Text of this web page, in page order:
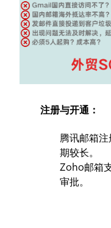
注册与开通：
腾讯邮箱
期较长。
Zoho邮箱
审批。